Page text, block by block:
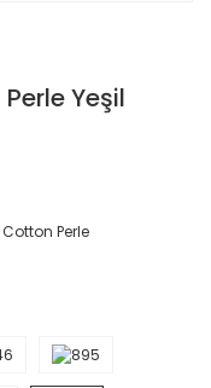
Yeşil
Perle